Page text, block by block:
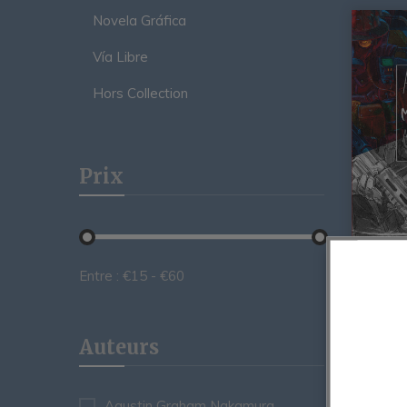
Novela Gráfica
Vía Libre
Hors Collection
Prix
Entre : €15 - €60
Auteurs